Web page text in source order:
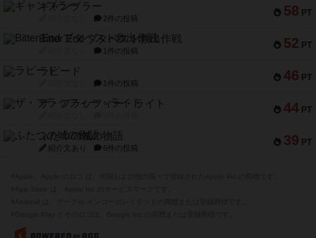
58 PT
ギャンブラー
2件の投稿
52 PT
Bitter End ブタペスト救出作戦
1件の投稿
46 PT
ラピード
1件の投稿
44 PT
ザ・フラッフィー・ライト
39 PT
ふたつの城の物語
紹介文あり 6件の投稿